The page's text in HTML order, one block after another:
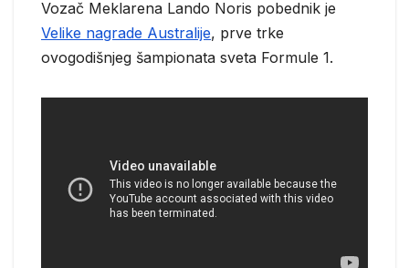
Vozač Meklarena Lando Noris pobednik je
Velike nagrade Australije, prve trke
ovogodišnjeg šampionata sveta Formule 1.